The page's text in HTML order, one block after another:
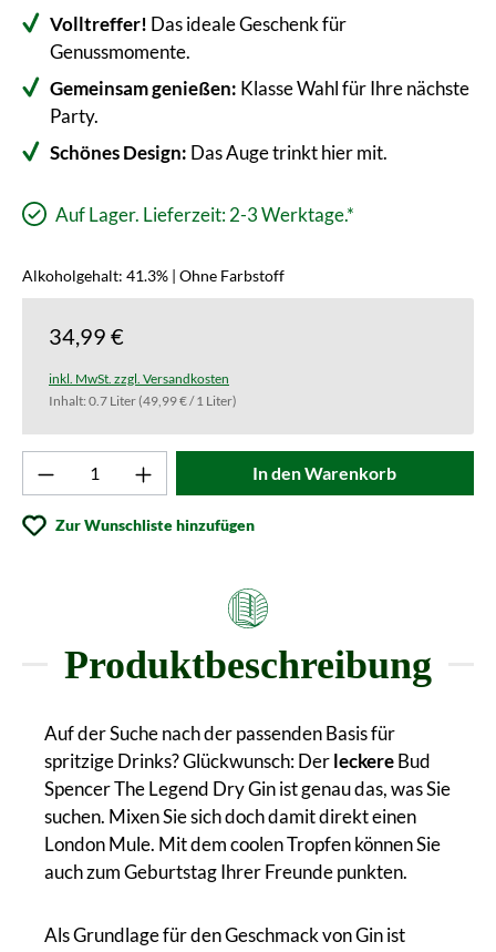
Volltreffer! Das ideale Geschenk für
Genussmomente.
Gemeinsam genießen: Klasse Wahl für Ihre nächste
Party.
Schönes Design: Das Auge trinkt hier mit.
Auf Lager. Lieferzeit: 2-3 Werktage.*
Alkoholgehalt: 41.3% | Ohne Farbstoff
34,99 €
inkl. MwSt. zzgl. Versandkosten
Inhalt: 0.7 Liter(49,99 € / 1 Liter)
Produkt Anzahl: Gib den gewünschten
In den Warenkorb
Zur Wunschliste hinzufügen
Produktbeschreibung
Auf der Suche nach der passenden Basis für
spritzige Drinks? Glückwunsch: DerleckereBud
Spencer The Legend Dry Gin ist genau das, was Sie
suchen. Mixen Sie sich doch damit direkt einen
London Mule. Mit dem coolen Tropfen können Sie
auch zum Geburtstag Ihrer Freunde punkten.
Als Grundlage für den Geschmack von Gin ist